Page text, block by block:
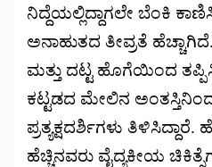
ನಿದ್ದೆಯಲ್ಲಿದ್ದಾಗಲೇ ಬೆಂಕಿ
ಅನಾಹುತದ ತೀವ್ರತೆ
ಮತ್ತು ದಟ್ಟ ಹೊಗೆಯಿಂದ
ಕಟ್ಟಡದ ಮೇಲಿನ
ಪ್ರತ್ಯಕ್ಷದರ್ಶಿಗಳು
ಹೆಚ್ಚಿನವರು ವೈದ್ಯಕೀಯ